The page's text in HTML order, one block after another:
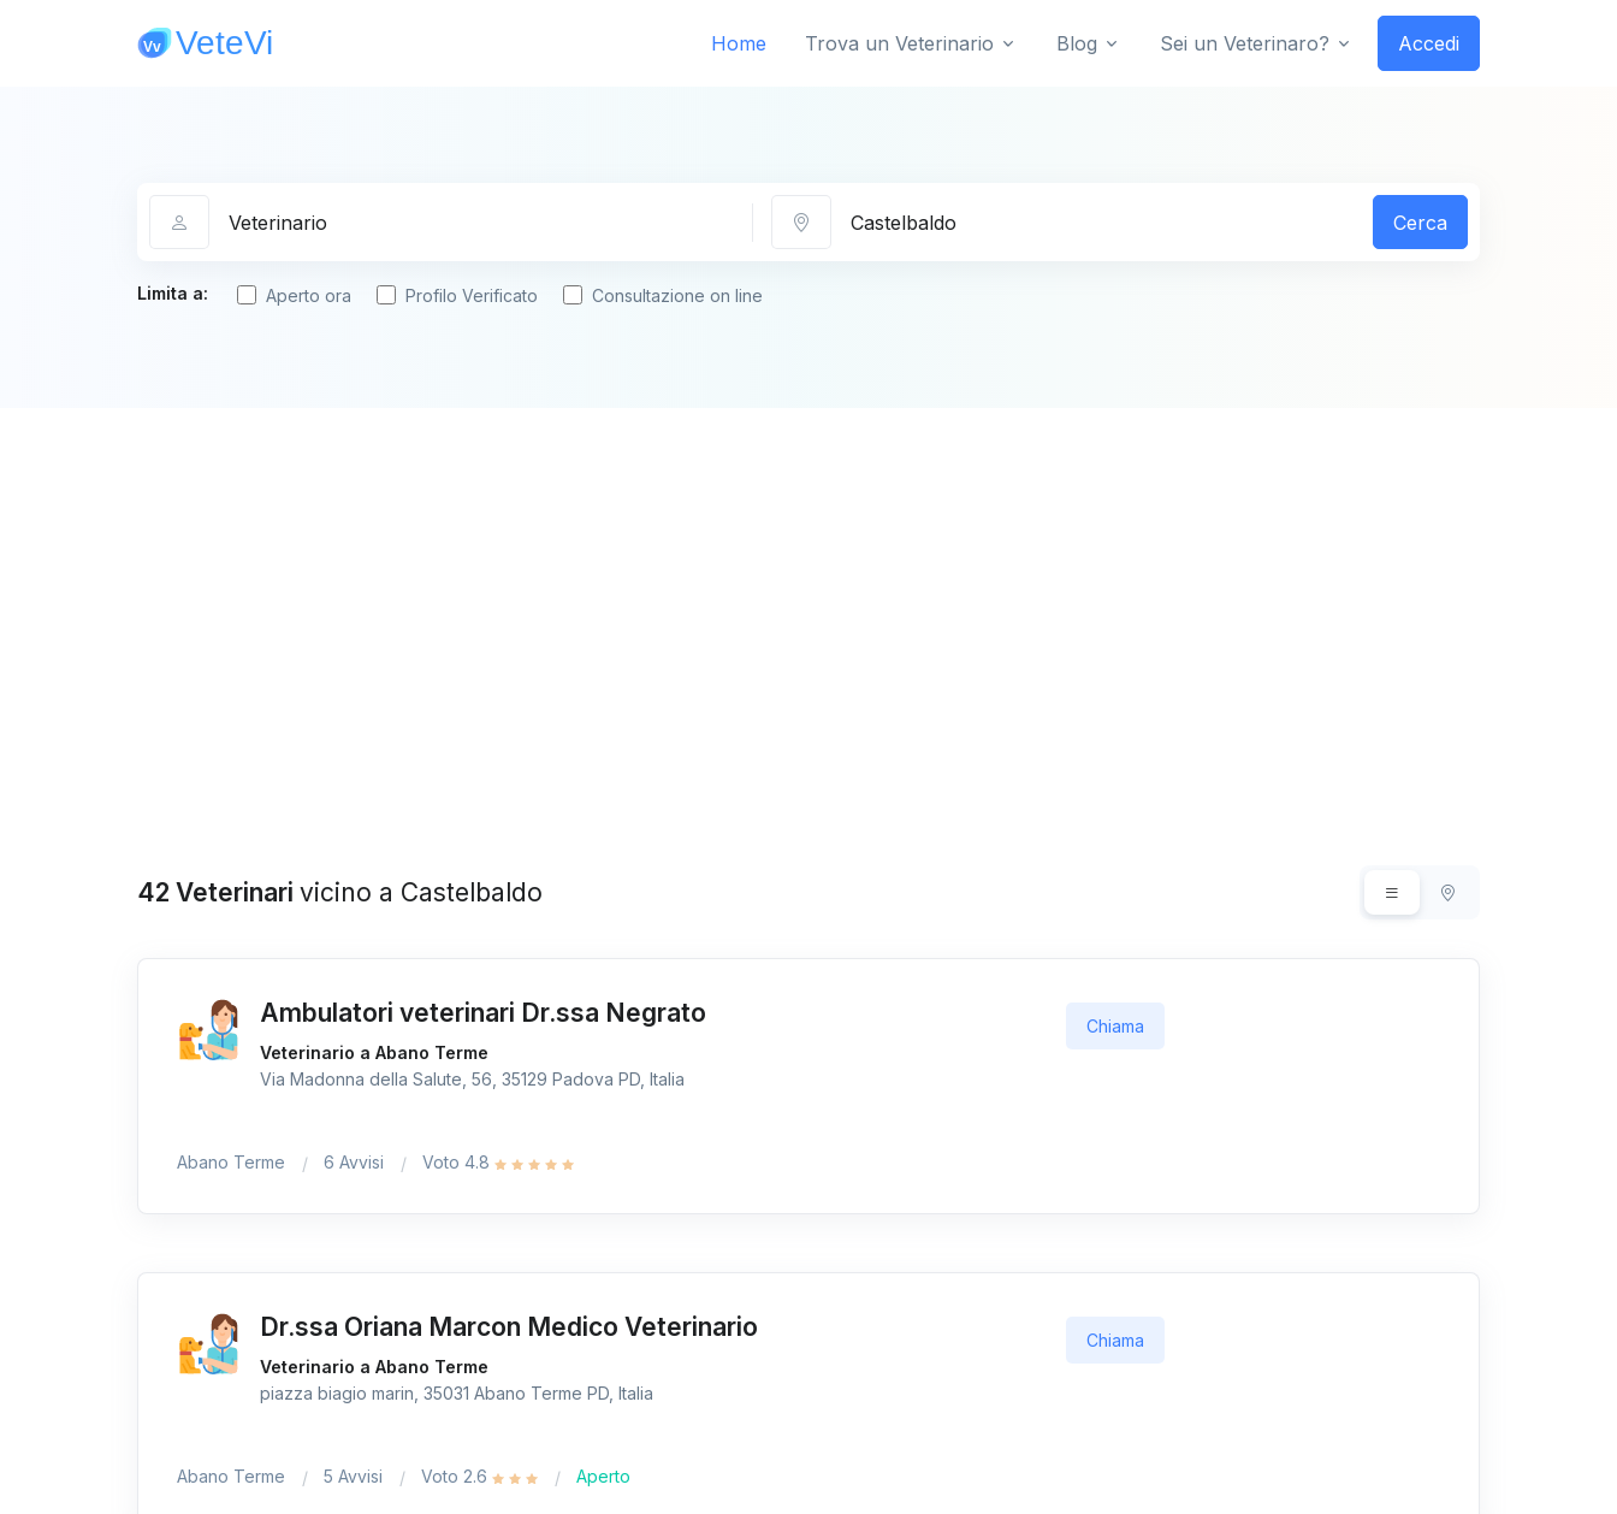
Home Trova un Veterinario Blog Sei un Veterinaro? Accedi
Cerca
Limita a: Aperto ora Profilo Verificato Consultazione on line
42 Veterinari vicino a Castelbaldo
Ambulatori veterinari Dr.ssa Negrato
Veterinario a Abano Terme
Via Madonna della Salute, 56, 35129 Padova PD, Italia
Chiama
Abano Terme 6 Avvisi Voto 4.8
Dr.ssa Oriana Marcon Medico Veterinario
Veterinario a Abano Terme
piazza biagio marin, 35031 Abano Terme PD, Italia
Chiama
Abano Terme 5 Avvisi Voto 2.6 Aperto